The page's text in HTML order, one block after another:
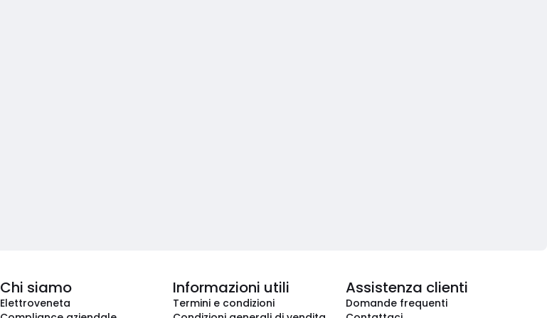
Chi siamo
Elettroveneta
Informazioni utili
Termini e condizioni
Assistenza clienti
Domande frequenti